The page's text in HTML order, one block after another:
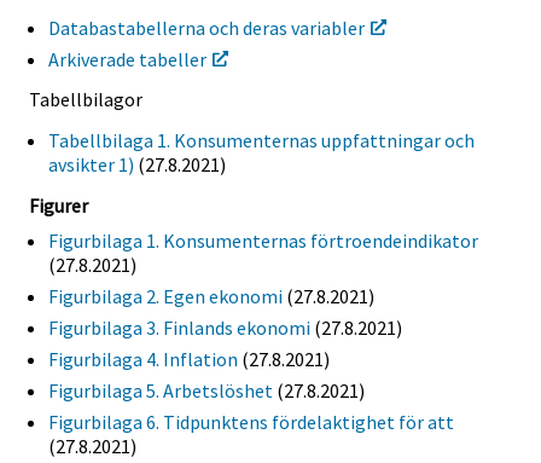
Databastabellerna och deras variabler
Arkiverade tabeller
Tabellbilagor
Tabellbilaga 1. Konsumenternas uppfattningar och
avsikter 1) (27.8.2021)
Figurer
Figurbilaga 1. Konsumenternas förtroendeindikator
(27.8.2021)
Figurbilaga 2. Egen ekonomi (27.8.2021)
Figurbilaga 3. Finlands ekonomi (27.8.2021)
Figurbilaga 4. Inflation (27.8.2021)
Figurbilaga 5. Arbetslöshet (27.8.2021)
Figurbilaga 6. Tidpunktens fördelaktighet för att
(27.8.2021)